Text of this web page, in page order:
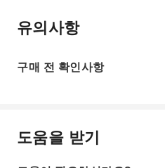
유의사항
구매 전 확인사항
도움을 받기